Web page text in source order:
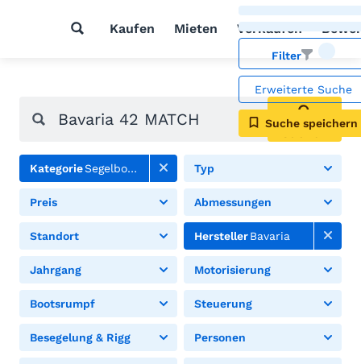
Kaufen Mieten Verkaufen
Filter
Erweiterte Suche
Suche speichern
Suchen
KategorieSegelboote Typ
Preis Abmessungen
Standort HerstellerBavaria
Jahrgang Motorisierung
Bootsrumpf Steuerung
Besegelung & Rigg Personen